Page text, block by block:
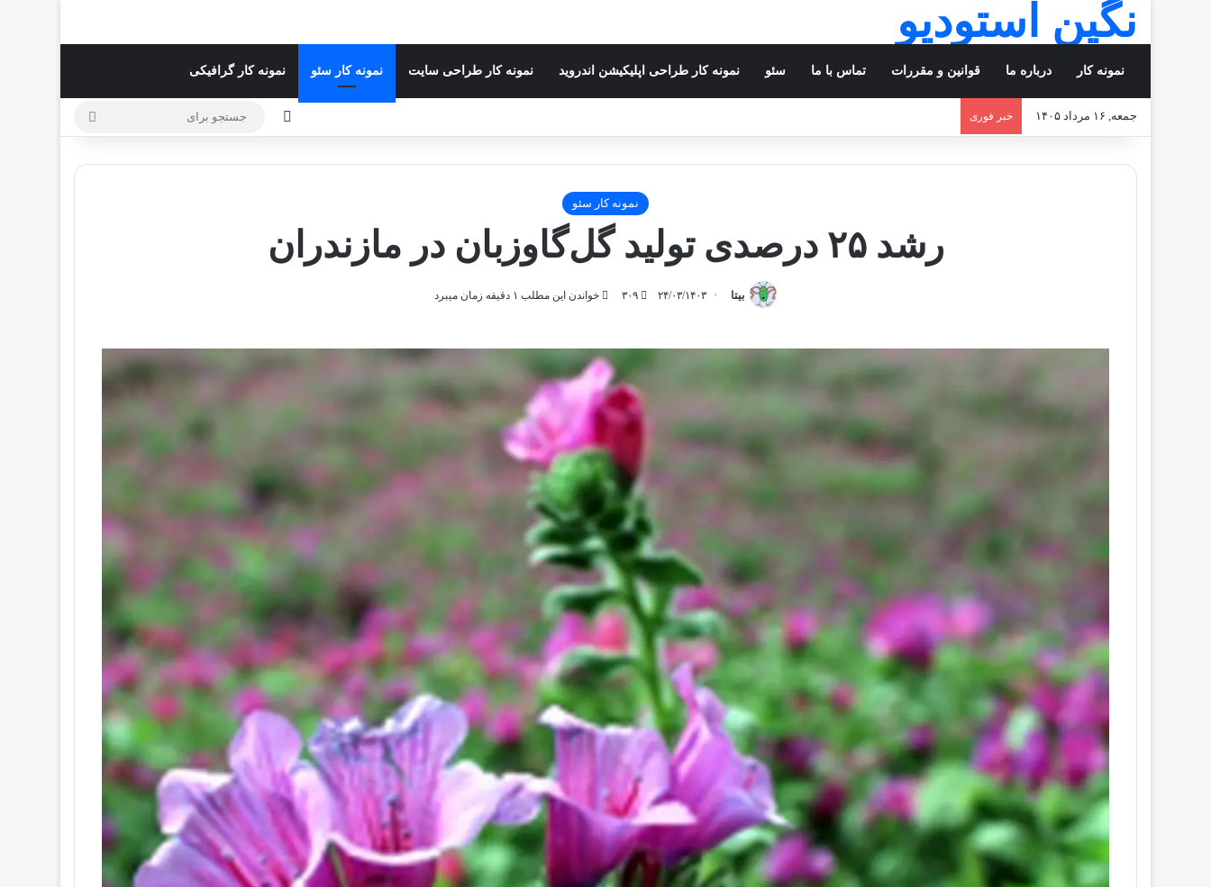
نگین استودیو
نمونه کار درباره ما قوانین و مقررات تماس با ما سئو نمونه کار طراحی اپلیکیشن اندروید نمونه کار طراحی سایت نمونه کار سئو نمونه کار گرافیکی
جمعه, ۱۶ مرداد ۱۴۰۵ خبر فوری تغییر پوسته
نمونه کار سئو
رشد ۲۵ درصدی تولید گل‌گاوزبان در مازندران
بیتا ۲۴/۰۳/۱۴۰۳ ۳۰۹ خواندن این مطلب ۱ دقیقه زمان میبرد